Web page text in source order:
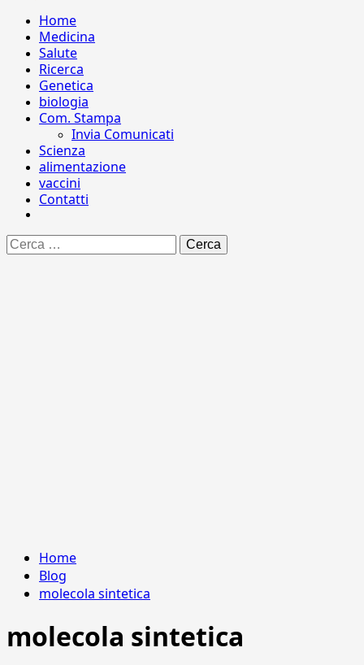
Home
Medicina
Salute
Ricerca
Genetica
biologia
Com. Stampa
Invia Comunicati
Scienza
alimentazione
vaccini
Contatti
Ricerca
per:
Home
Blog
molecola sintetica
molecola sintetica